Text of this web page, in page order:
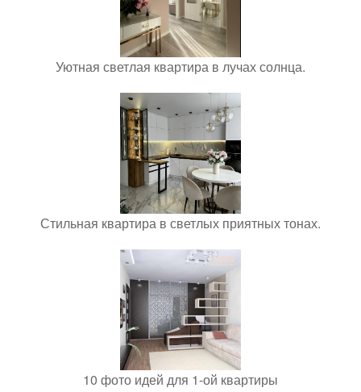
Уютная светлая квартира в лучах солнца.
Стильная квартира в светлых приятных тонах.
10 фото идей для 1-ой квартиры